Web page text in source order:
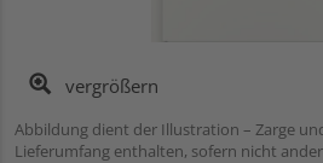
vergrößern
Abbildung dient der Illustration – Zarge
Lieferumfang enthalten, sofern nicht